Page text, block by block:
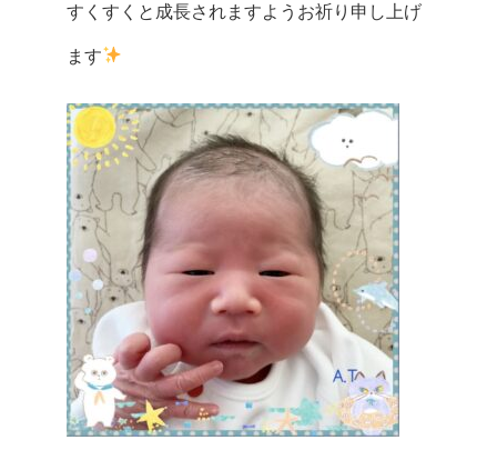
すくすくと成長されますようお祈り申し上げ
ます